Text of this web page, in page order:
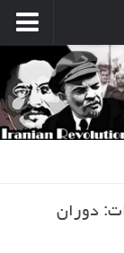
دوران